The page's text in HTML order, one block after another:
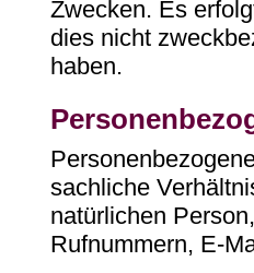
Zwecken. Es
dies nicht
haben.
sachliche
natürlichen
Rufnummern, E-